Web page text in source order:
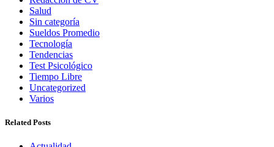
Salud
Sin categoría
Sueldos Promedio
Tecnología
Tendencias
Test Psicológico
Tiempo Libre
Uncategorized
Varios
Related Posts